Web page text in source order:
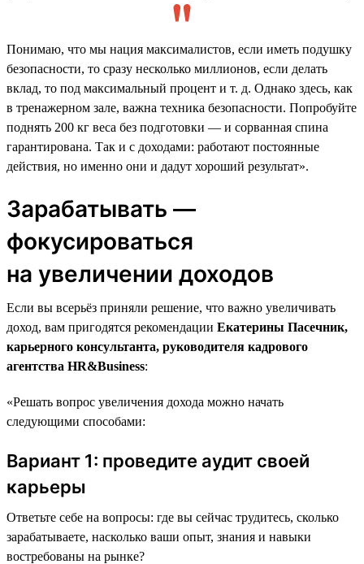
Понимаю, что мы нация максималистов, если иметь подушку
безопасности, то сразу несколько миллионов, если делать
вклад, то под максимальный процент и т. д. Однако здесь, как
в тренажерном зале, важна техника безопасности. Попробуйте
поднять 200 кг веса без подготовки — и сорванная спина
гарантирована. Так и с доходами: работают постоянные
действия, но именно они и дадут хороший результат».
Зарабатывать —
фокусироваться
на увеличении доходов
Если вы всерьёз приняли решение, что важно увеличивать
доход, вам пригодятся рекомендации Екатерины Пасечник,
карьерного консультанта, руководителя кадрового
агентства HR&Business:
«Решать вопрос увеличения дохода можно начать
следующими способами:
Вариант 1: проведите аудит своей
карьеры
Ответьте себе на вопросы: где вы сейчас трудитесь, сколько
зарабатываете, насколько ваши опыт, знания и навыки
востребованы на рынке?